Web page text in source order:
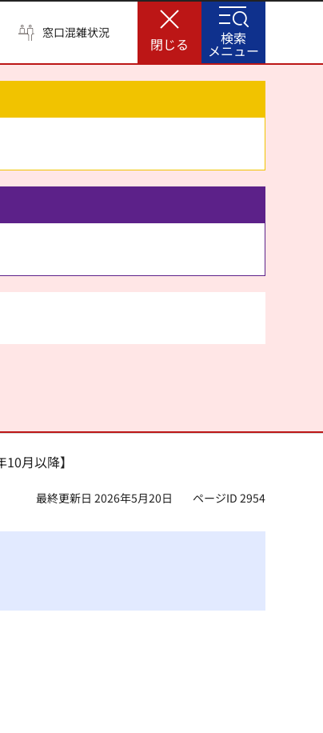
窓口混雑状況
閉じる 検索
メニュー
月以降】
最終更新日 2026年5月20日 ページID 2954